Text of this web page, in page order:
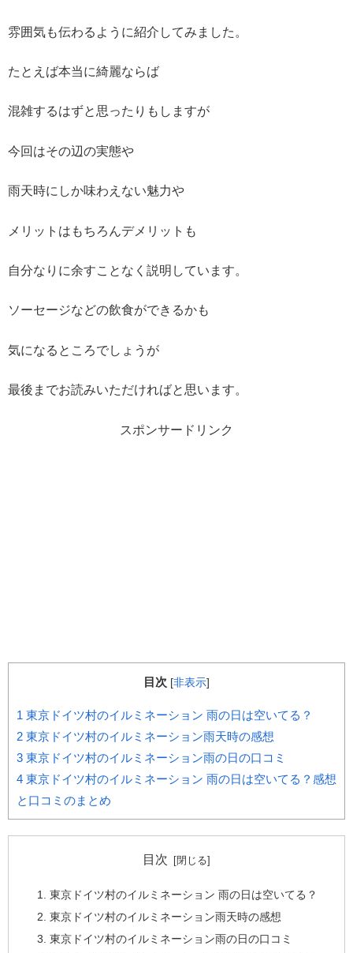
雰囲気も伝わるように紹介してみました。
たとえば本当に綺麗ならば
混雑するはずと思ったりもしますが
今回はその辺の実態や
雨天時にしか味わえない魅力や
メリットはもちろんデメリットも
自分なりに余すことなく説明しています。
ソーセージなどの飲食ができるかも
気になるところでしょうが
最後までお読みいただければと思います。
スポンサードリンク
目次 [非表示]
1 東京ドイツ村のイルミネーション 雨の日は空いてる？
2 東京ドイツ村のイルミネーション雨天時の感想
3 東京ドイツ村のイルミネーション雨の日の口コミ
4 東京ドイツ村のイルミネーション 雨の日は空いてる？感想
と口コミのまとめ
目次
東京ドイツ村のイルミネーション 雨の日は空いてる？
東京ドイツ村のイルミネーション雨天時の感想
東京ドイツ村のイルミネーション雨の日の口コミ